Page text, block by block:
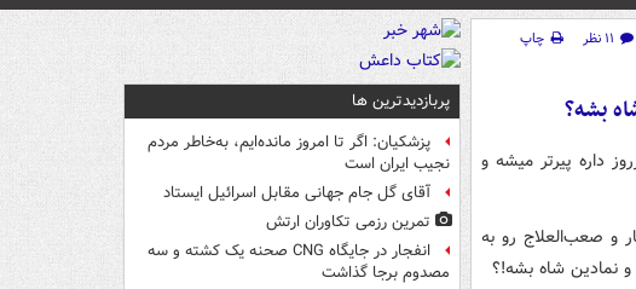
۱۱ نظر
چاپ
بشه؟
داره پیرتر میشه و
و صعب‌العلاج رو به
نمادین شاه بشه!؟
پربازدیدترین ها
پزشکیان: اگر تا امروز مانده‌ایم، به‌خاطر مردم
نجیب ایران است
آقای گل جام جهانی مقابل اسرائیل ایستاد
تمرین رزمی تکاوران ارتش
انفجار در جایگاه CNG صحنه یک کشته و سه
مصدوم برجا گذاشت